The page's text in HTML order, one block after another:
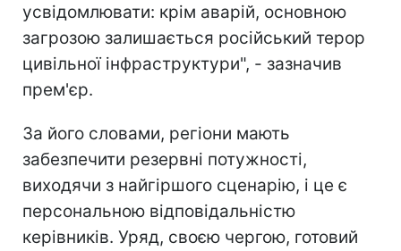
усвідомлювати: крім аварій, основною
загрозою залишається російський терор
цивільної інфраструктури", - зазначив
прем'єр.
За його словами, регіони мають
забезпечити резервні потужності,
виходячи з найгіршого сценарію, і це є
персональною відповідальністю
керівників. Уряд, своєю чергою, готовий